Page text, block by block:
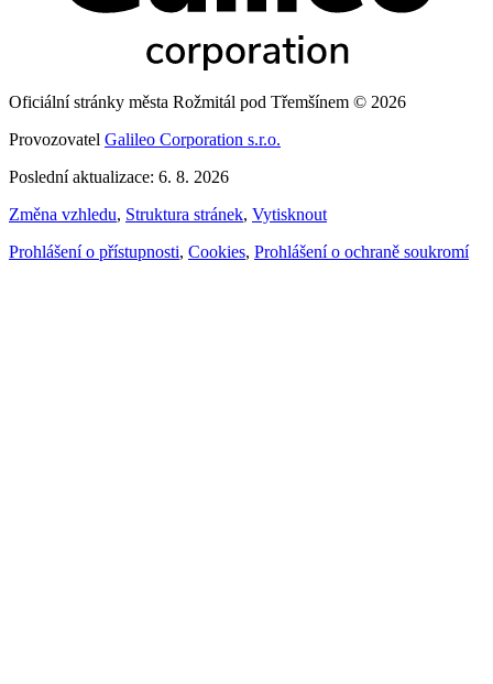
Oficiální stránky města Rožmitál pod Třemšínem © 2026
Provozovatel Galileo Corporation s.r.o.
Poslední aktualizace: 6. 8. 2026
Změna vzhledu, Struktura stránek, Vytisknout
Prohlášení o přístupnosti, Cookies, Prohlášení o ochraně soukromí